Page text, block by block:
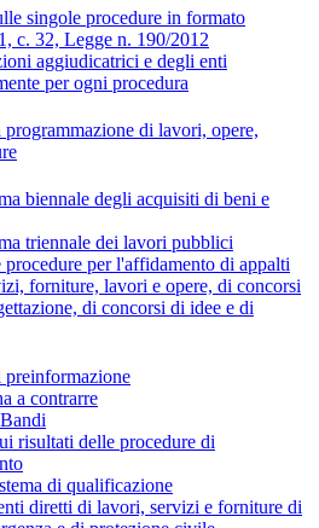
singole procedure in formato
c. 32, Legge n. 190/2012
aggiudicatrici e degli enti
per ogni procedura
di lavori, opere,
biennale degli acquisiti di beni e
triennale dei lavori pubblici
per l'affidamento di appalti
forniture, lavori e opere, di concorsi
di concorsi di idee e di
a contrarre
risultati delle procedure di
di qualificazione
diretti di lavori, servizi e forniture di